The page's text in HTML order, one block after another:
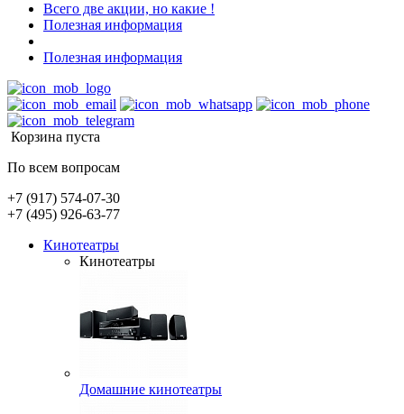
Всего две акции, но какие !
Полезная информация
Полезная информация
Корзина пуста
По всем вопросам
+7 (917) 574-07-30
+7 (495) 926-63-77
Кинотеатры
Кинотеатры
Домашние кинотеатры